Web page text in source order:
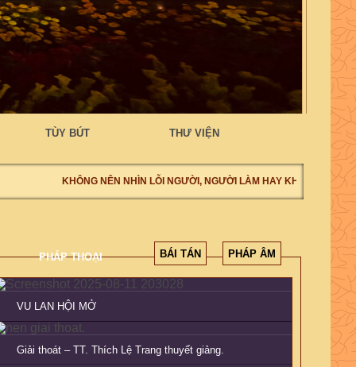
TÙY BÚT THƯ VIỆN
KHÔNG NÊN NHÌN LỖI NGƯỜI, NGƯỜI LÀM HAY KHÔNG LÀM,
PHÁP THOẠI BÁI TÁN PHÁP ÂM
VU LAN HỘI MỞ
Giải thoát – TT. Thích Lệ Trang thuyết giảng.